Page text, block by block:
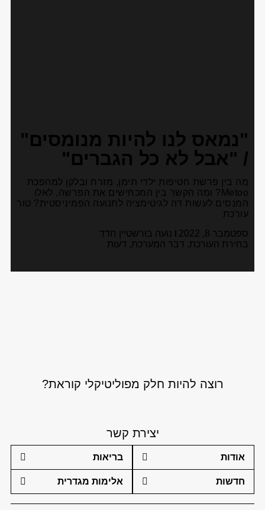
"נמאס לנו להיות מנומסים"
/ "אבל לא כל הגברים"
מה בין פרשת חטיפות ילדי תימן, מזרח ובלקן למהפכת
Metoo? ומה הקשר בין המכחישים את הפרשה, לאלו
המנסים לעשות דה לגיטימציה לתנועה הפמיניסטית? טור
עורכת
ספטמבר 8, 2022
נועה בורשטיין חדד
בחירת העורכת, דבר המערכת, דעות
רוצה להיות חלק מפוליטיקלי קוראת?
יצירת קשר
אודות
חדשות
בריאות
אלימות מגדרית